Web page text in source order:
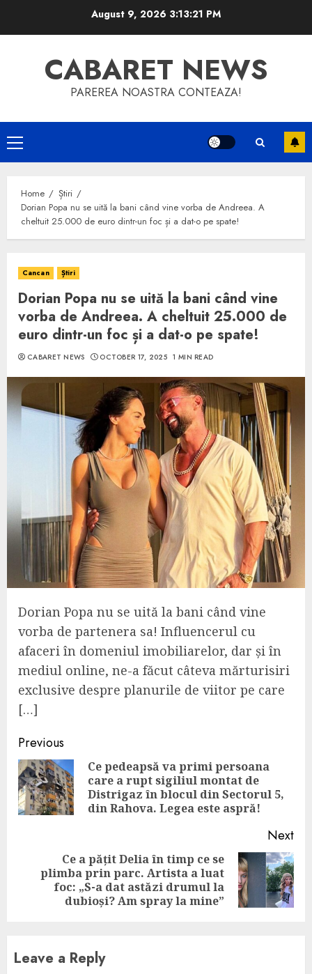
August 9, 2026 3:13:22 PM
CABARET NEWS
PAREREA NOASTRA CONTEAZA!
Primary
Menu
Home
Știri
Dorian Popa nu se uită la bani când vine vorba de Andreea. A
cheltuit 25.000 de euro dintr-un foc și a dat-o pe spate!
Cancan Știri
Dorian Popa nu se uită la bani când vine
vorba de Andreea. A cheltuit 25.000 de
euro dintr-un foc și a dat-o pe spate!
CABARET NEWS OCTOBER 17, 2025 1 MIN READ
Dorian Popa nu se uită la bani când vine
vorba de partenera sa! Influencerul cu
afaceri în domeniul imobiliarelor, dar și în
mediul online, ne-a făcut câteva mărturisiri
exclusive despre planurile de viitor pe care
[…]
Continue
Reading
Previous
Ce pedeapsă va primi persoana
care a rupt sigiliul montat de
Distrigaz în blocul din Sectorul 5,
din Rahova. Legea este aspră!
Next
Next
Ce a pățit Delia în timp ce se
plimba prin parc. Artista a luat
foc: „S-a dat astăzi drumul la
dubioși? Am spray la mine”
Leave a Reply